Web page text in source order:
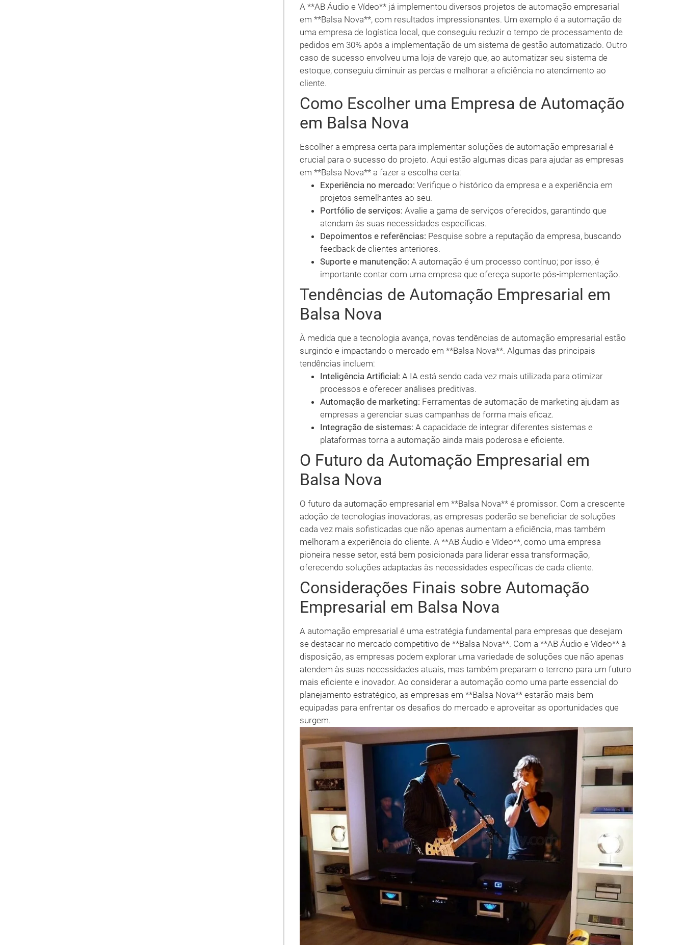
A **AB Áudio e Vídeo** já implementou diversos projetos de automação empresarial
em **Balsa Nova**, com resultados impressionantes. Um exemplo é a automação de
uma empresa de logística local, que conseguiu reduzir o tempo de processamento de
pedidos em 30% após a implementação de um sistema de gestão automatizado. Outro
caso de sucesso envolveu uma loja de varejo que, ao automatizar seu sistema de
estoque, conseguiu diminuir as perdas e melhorar a eficiência no atendimento ao
cliente.
Como Escolher uma Empresa de Automação
em Balsa Nova
Escolher a empresa certa para implementar soluções de automação empresarial é
crucial para o sucesso do projeto. Aqui estão algumas dicas para ajudar as empresas
em **Balsa Nova** a fazer a escolha certa:
Experiência no mercado: Verifique o histórico da empresa e a experiência em
projetos semelhantes ao seu.
Portfólio de serviços: Avalie a gama de serviços oferecidos, garantindo que
atendam às suas necessidades específicas.
Depoimentos e referências: Pesquise sobre a reputação da empresa, buscando
feedback de clientes anteriores.
Suporte e manutenção: A automação é um processo contínuo; por isso, é
importante contar com uma empresa que ofereça suporte pós-implementação.
Tendências de Automação Empresarial em
Balsa Nova
À medida que a tecnologia avança, novas tendências de automação empresarial estão
surgindo e impactando o mercado em **Balsa Nova**. Algumas das principais
tendências incluem:
Inteligência Artificial: A IA está sendo cada vez mais utilizada para otimizar
processos e oferecer análises preditivas.
Automação de marketing: Ferramentas de automação de marketing ajudam as
empresas a gerenciar suas campanhas de forma mais eficaz.
Integração de sistemas: A capacidade de integrar diferentes sistemas e
plataformas torna a automação ainda mais poderosa e eficiente.
O Futuro da Automação Empresarial em
Balsa Nova
O futuro da automação empresarial em **Balsa Nova** é promissor. Com a crescente
adoção de tecnologias inovadoras, as empresas poderão se beneficiar de soluções
cada vez mais sofisticadas que não apenas aumentam a eficiência, mas também
melhoram a experiência do cliente. A **AB Áudio e Vídeo**, como uma empresa
pioneira nesse setor, está bem posicionada para liderar essa transformação,
oferecendo soluções adaptadas às necessidades específicas de cada cliente.
Considerações Finais sobre Automação
Empresarial em Balsa Nova
A automação empresarial é uma estratégia fundamental para empresas que desejam
se destacar no mercado competitivo de **Balsa Nova**. Com a **AB Áudio e Vídeo** à
disposição, as empresas podem explorar uma variedade de soluções que não apenas
atendem às suas necessidades atuais, mas também preparam o terreno para um futuro
mais eficiente e inovador. Ao considerar a automação como uma parte essencial do
planejamento estratégico, as empresas em **Balsa Nova** estarão mais bem
equipadas para enfrentar os desafios do mercado e aproveitar as oportunidades que
surgem.